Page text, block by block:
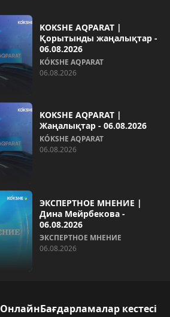
KOKSHE AQPARAT |
Қорытынды жаңалықтар -
06.08.2026
KÓKSHE AQPARAT
06.08.2026
KOKSHE AQPARAT |
Жаңалықтар - 06.08.2026
KÓKSHE AQPARAT
06.08.2026
ЭКСПЕРТНОЕ МНЕНИЕ |
Дина Мейрбекова -
06.08.2026
ЭКСПЕРТНОЕ МНЕНИЕ
06.08.2026
ОнлайнБағдарламалар кестесі